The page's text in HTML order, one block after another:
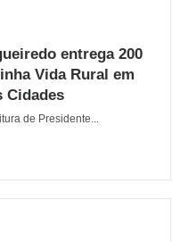
entrega 200
Vida Rural em
Cidades
de Presidente...